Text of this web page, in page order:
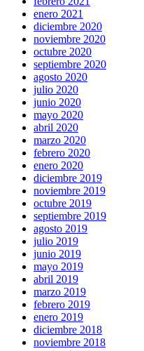
enero 2021
diciembre 2020
noviembre 2020
octubre 2020
septiembre 2020
agosto 2020
julio 2020
junio 2020
mayo 2020
abril 2020
marzo 2020
febrero 2020
enero 2020
diciembre 2019
noviembre 2019
octubre 2019
septiembre 2019
agosto 2019
julio 2019
junio 2019
mayo 2019
abril 2019
marzo 2019
febrero 2019
enero 2019
diciembre 2018
noviembre 2018